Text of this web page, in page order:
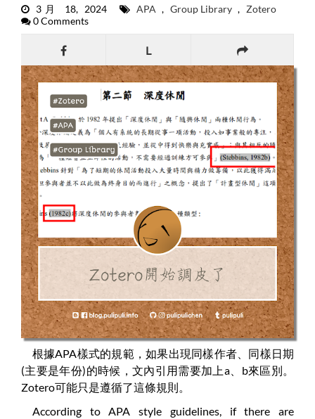
3月 18, 2024 APA , Group Library, Zotero
0 Comments
L
根據APA樣式的規範，如果出現同樣作者、同樣日期
(主要是年份)的時候，文內引用需要加上a、b來區別。
Zotero可能只是遵循了這條規則。
According to APA style guidelines, if there are